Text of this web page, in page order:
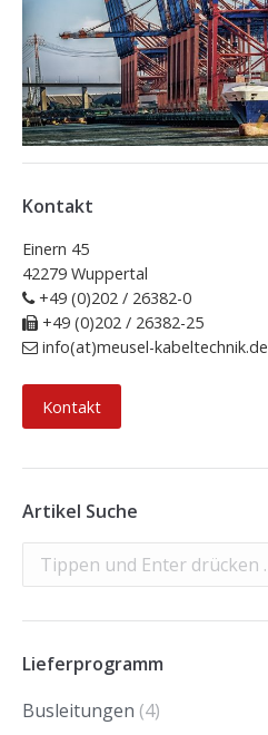
Kontakt
Einern 45
42279 Wuppertal
+49 (0)202 / 26382-0
+49 (0)202 / 26382-25
info(at)meusel-kabeltechnik.de
Kontakt
Artikel Suche
Search:
Lieferprogramm
Busleitungen (4)